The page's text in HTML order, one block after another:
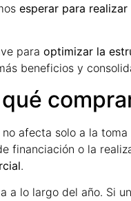
esperar para
para optimizar la
beneficios y
no afecta solo a la
financiación o la
.
a lo largo del año. Si